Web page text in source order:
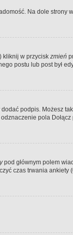
Na dole strony
kliknij w przycisk zmień
postu lub post był
podpis. Możesz
pola Dołącz
pod głównym polem
czas trwania ankiety